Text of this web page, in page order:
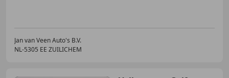
Jan van Veen Auto's B.V.
NL-5305 EE ZUILICHEM